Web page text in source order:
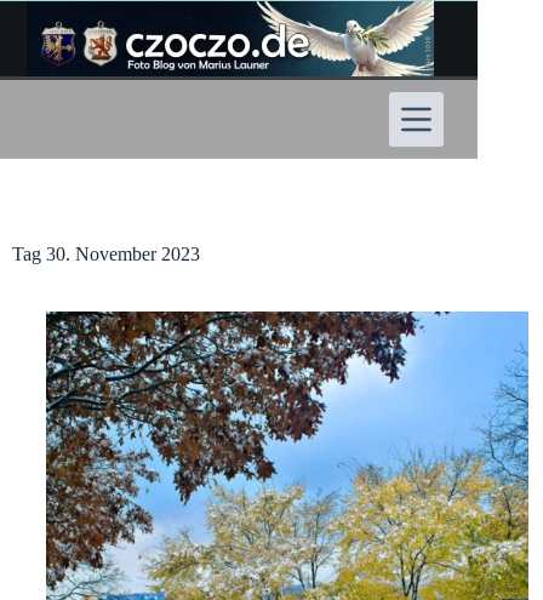
Inhalt
springen
Tag 30. November 2023